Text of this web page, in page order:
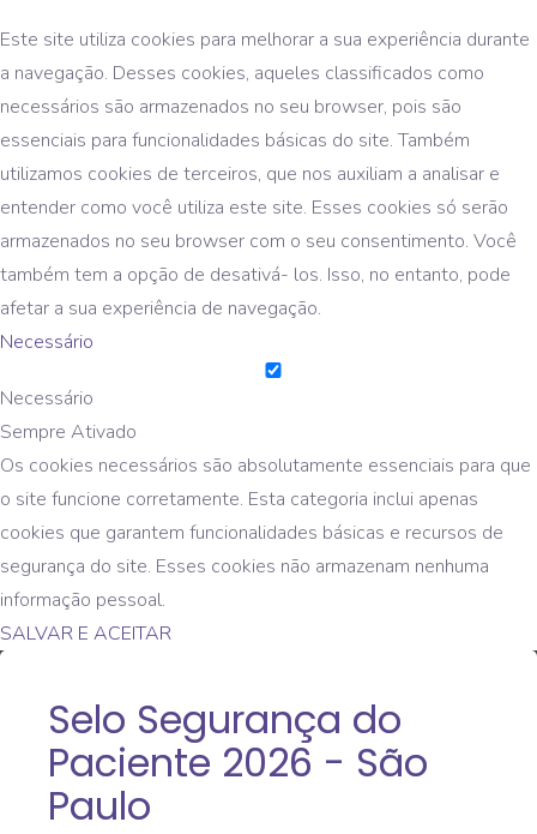
Este site utiliza cookies para melhorar a sua experiência durante
a navegação. Desses cookies, aqueles classificados como
necessários são armazenados no seu browser, pois são
essenciais para funcionalidades básicas do site. Também
utilizamos cookies de terceiros, que nos auxiliam a analisar e
entender como você utiliza este site. Esses cookies só serão
armazenados no seu browser com o seu consentimento. Você
também tem a opção de desativá- los. Isso, no entanto, pode
afetar a sua experiência de navegação.
Necessário
Necessário
Sempre Ativado
Os cookies necessários são absolutamente essenciais para que
o site funcione corretamente. Esta categoria inclui apenas
cookies que garantem funcionalidades básicas e recursos de
segurança do site. Esses cookies não armazenam nenhuma
informação pessoal.
SALVAR E ACEITAR
Selo Segurança do
Paciente 2026 - São
Paulo